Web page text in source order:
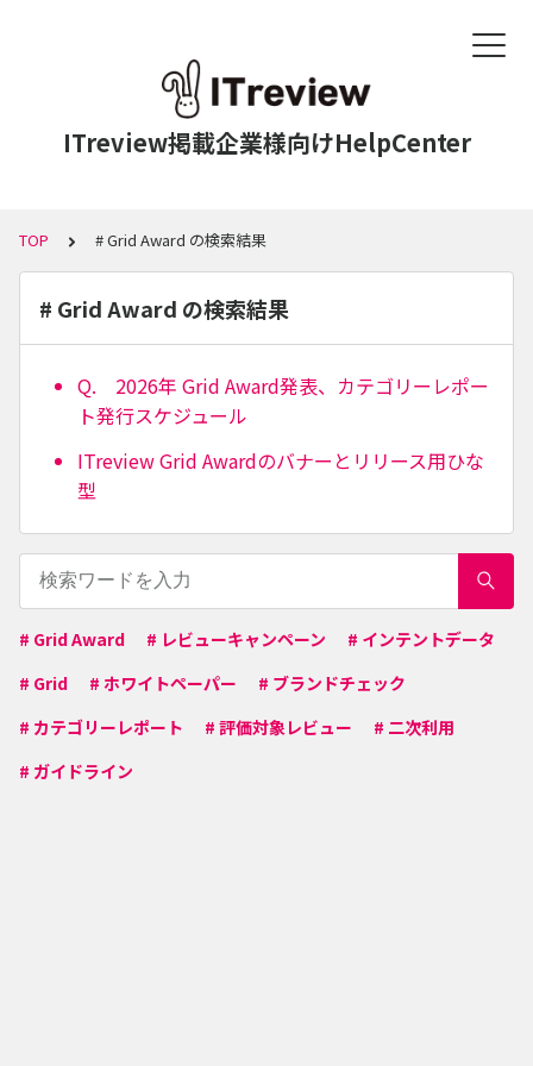
ITreview掲載企業様向けHelpCenter
TOP # Grid Award の検索結果
# Grid Award の検索結果
Q. 2026年 Grid Award発表、カテゴリーレポー
ト発行スケジュール
ITreview Grid Awardのバナーとリリース用ひな
型
# Grid Award # レビューキャンペーン
# インテントデータ
# Grid
# ホワイトペーパー
# ブランドチェック
# カテゴリーレポート
# 評価対象レビュー
# 二次利用
# ガイドライン